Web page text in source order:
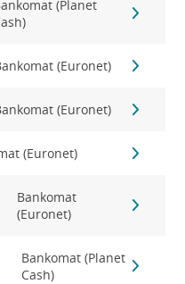
(Planet
(Euronet)
(Euronet)
(Euronet)
Bankomat
(Euronet)
Bankomat (Planet
Cash)